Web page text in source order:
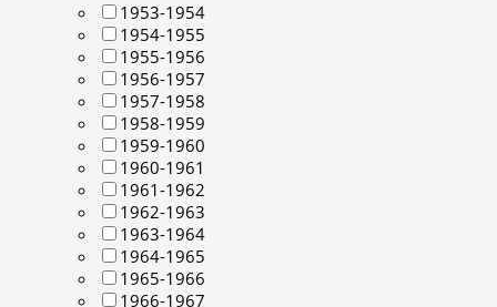
1953-1954
1954-1955
1955-1956
1956-1957
1957-1958
1958-1959
1959-1960
1960-1961
1961-1962
1962-1963
1963-1964
1964-1965
1965-1966
1966-1967